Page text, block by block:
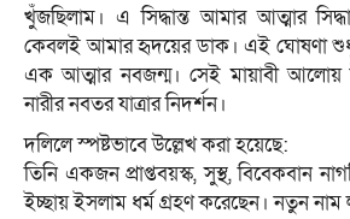
খুঁজছিলাম। এ সিদ্ধান্ত আমার আত্মার
কেবলই আমার হৃদয়ের ডাক। এই ঘোষণা
এক আত্মার নবজন্ম। সেই মায়াবী আলোয়
নারীর নবতর যাত্রার নিদর্শন।
দলিলে স্পষ্টভাবে উল্লেখ করা হয়েছে:
তিনি একজন প্রাপ্তবয়স্ক, সুস্থ, বিবেকবান
ইচ্ছায় ইসলাম ধর্ম গ্রহণ করেছেন। নতুন নাম